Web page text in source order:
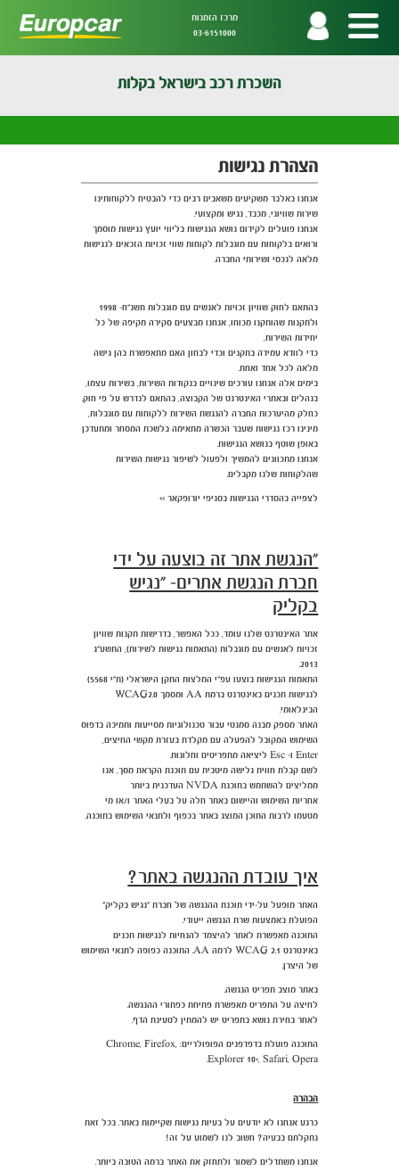
מרכז הזמנות
03-6151000
השכרת רכב בישראל בקלות
הצהרת נגישות
אנחנו באלבר משקיעים משאבים רבים כדי להבטיח ללקוחותינו
שירות שוויוני, מכבד, נגיש ומקצועי.
אנחנו פועלים לקידום נושא הנגישות בליווי יועץ נגישות מוסמך
ורואים בלקוחות עם מוגבלות לקוחות שווי זכויות הזכאים לנגישות
מלאה לנכסי ושירותי החברה.
בהתאם לחוק שוויון זכויות לאנשים עם מוגבלות תשנ"ח- 1998
ולתקנות שהותקנו מכוחו, אנחנו מבצעים סקירה מקיפה של כל
יחידות השירות,
כדי לוודא עמידה בתקנים וכדי לבחון האם מתאפשרת בהן גישה
מלאה לכל אחד ואחת.
בימים אלה אנחנו עורכים שינויים בנקודות השירות, בשירות עצמו,
בנהלים ובאתרי האינטרנט של הקבוצה, בהתאם לנדרש על פי חוק.
כחלק מהיערכות החברה להנגשת השירות ללקוחות עם מוגבלות,
מינינו רכז נגישות שעבר הכשרה מתאימה בלשכת המסחר ומתעדכן
באופן שוטף בנושא הנגישות.
אנחנו מתכוונים להמשיך ולפעול לשיפור נגישות השירות
שהלקוחות שלנו מקבלים.
לצפייה בהסדרי הנגישות בסניפי יורופקאר >>
"הנגשת אתר זה בוצעה על ידי
חברת הנגשת אתרים- "נגיש
בקליק
אתר האינטרנט שלנו עומד, ככל האפשר, בדרישות תקנות שוויון
זכויות לאנשים עם מוגבלות (התאמות נגישות לשירות), התשע"ג
2013.
התאמות הנגישות בוצעו עפ"י המלצות התקן הישראלי (ת"י 5568)
לנגישות תכנים באינטרנט ברמת AA ומסמך WCAG2.0
הבינלאומי.
האתר מספק מבנה סמנטי עבור טכנולוגיות מסייעות ותמיכה בדפוס
השימוש המקובל להפעלה עם מקלדת בעזרת מקשי החיצים,
Enter ו- Esc ליציאה מתפריטים וחלונות.
לשם קבלת חווית גלישה מיטבית עם תוכנת הקראת מסך, אנו
ממליצים להשתמש בתוכנת NVDA העדכנית ביותר
אחריות השימוש והיישום באתר חלה על בעלי האתר ו/או מי
מטעמו לרבות התוכן המוצג באתר בכפוף ולתנאי השימוש בתוכנה.
איך עובדת ההנגשה באתר?
האתר מופעל על-ידי תוכנת ההנגשה של חברת "נגיש בקליק"
הפועלת באמצעות שרת הנגשה ייעודי.
התוכנה מאפשרת לאתר להיצמד להנחיות לנגישות תכנים
באינטרנט WCAG 2.1 לרמה AA. התוכנה כפופה לתנאי השימוש
של היצרן.
באתר מוצב תפריט הנגשה.
לחיצה על התפריט מאפשרת פתיחת כפתורי ההנגשה.
לאחר בחירת נושא בתפריט יש להמתין לטעינת הדף.
התוכנה פועלת בדפדפנים הפופולריים: Chrome, Firefox,
Explorer 10+, Safari, Opera.
הבהרה
כרגע אנחנו לא יודעים על בעיות נגישות שקיימות באתר. בכל זאת
נתקלתם בבעיה? חשוב לנו לשמוע על זה!
אנחנו משתדלים לשמור ולתחזק את האתר ברמה הטובה ביותר.